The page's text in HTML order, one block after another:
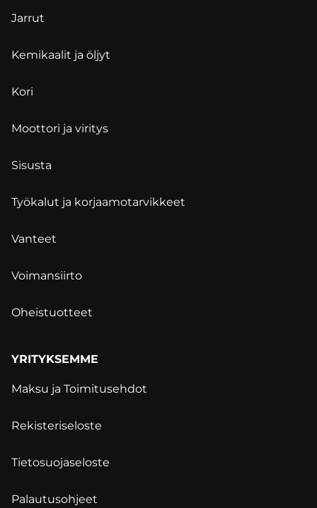
Jarrut
Kemikaalit ja öljyt
Kori
Moottori ja viritys
Sisusta
Työkalut ja korjaamotarvikkeet
Vanteet
Voimansiirto
Oheistuotteet
YRITYKSEMME
Maksu ja Toimitusehdot
Rekisteriseloste
Tietosuojaseloste
Palautusohjeet